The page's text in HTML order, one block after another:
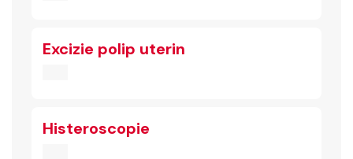
Excizie polip uterin
Histeroscopie